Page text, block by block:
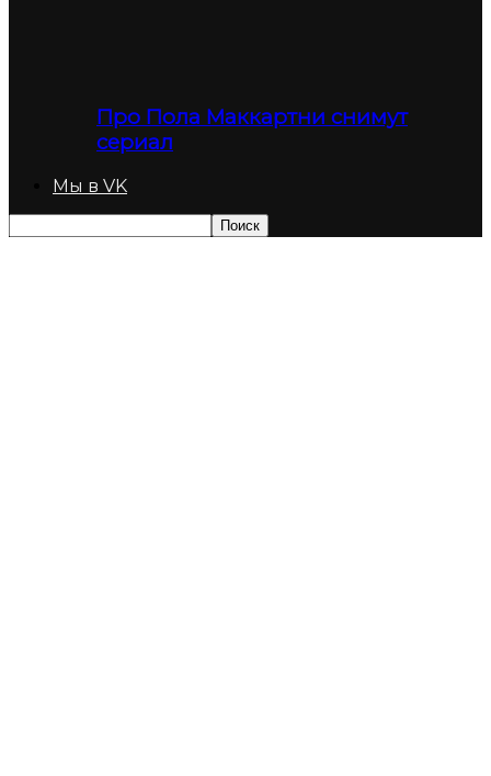
Про Пола Маккартни снимут
сериал
Мы в VK